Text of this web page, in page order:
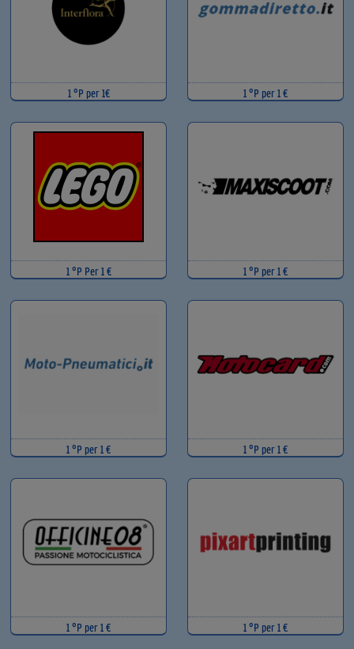
1 °P per 1€ 1 °P per 1 €
1 °P Per 1 € 1 °P per 1 €
1 °P per 1 € 1 °P per 1 €
1 °P per 1 € 1 °P per 1 €